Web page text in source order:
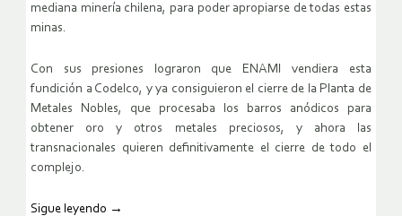
mediana minería chilena, para poder apropiarse de todas estas
minas.
Con sus presiones lograron que
ENAMI vendiera esta
fundición a Codelco, y ya consiguieron el cierre d e la Planta de
Metales Nobles, que procesaba los barros anódicos para
obtener oro y otros metales preciosos, y ahora las
transnacionales quieren definitivamente el cierre de todo el
complejo.
Sigue leyendo →